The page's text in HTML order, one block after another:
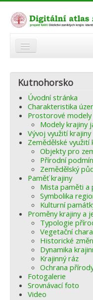
Modelová území
Zaniklé krajiny
Odkazy
Fórum
Autoři
Kutnohorsko
Úvodní stránka
Charakteristika
Prostorové
Modely krajiny
Vývoj využití krajiny
Zemědělské využití
Objekty pro
Přírodní
Zemědělský
Paměť krajiny
Mista paměti a
Symbolika
Kulturní
Proměny krajiny a
Typologie
Vegetační
Historické
Dynamika
Krajinný ráz
Ochrana
Fotogalerie
Srovnávací foto
Video